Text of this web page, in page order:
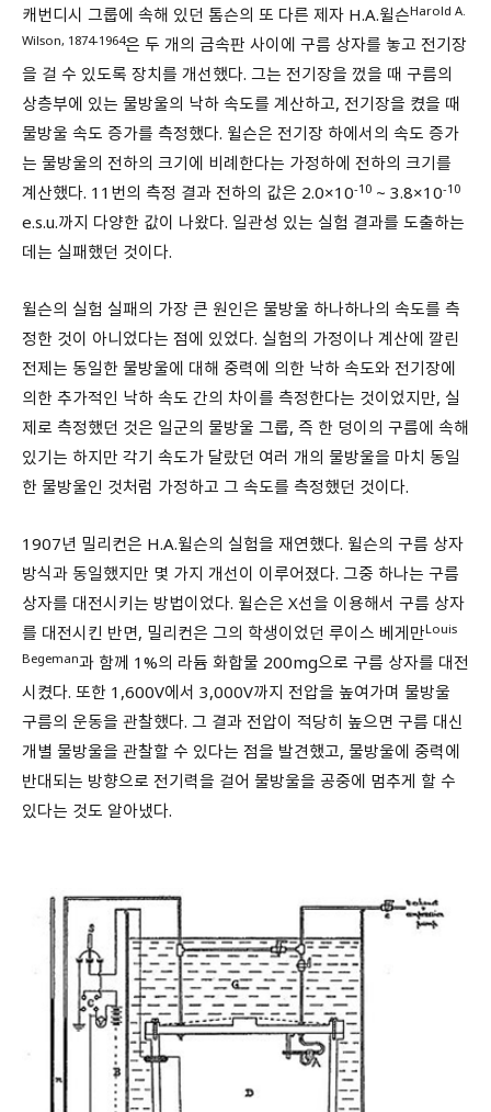
캐번디시 그룹에 속해 있던 톰슨의 또 다른 제자 H.A.윌슨Harold A.
Wilson, 1874-1964은 두 개의 금속판 사이에 구름 상자를 놓고 전기장
을 걸 수 있도록 장치를 개선했다. 그는 전기장을 껐을 때 구름의
상층부에 있는 물방울의 낙하 속도를 계산하고, 전기장을 켰을 때
물방울 속도 증가를 측정했다. 윌슨은 전기장 하에서의 속도 증가
는 물방울의 전하의 크기에 비례한다는 가정하에 전하의 크기를
계산했다. 11번의 측정 결과 전하의 값은 2.0×10-10 ~ 3.8×10-10
e.s.u.까지 다양한 값이 나왔다. 일관성 있는 실험 결과를 도출하는
데는 실패했던 것이다.
윌슨의 실험 실패의 가장 큰 원인은 물방울 하나하나의 속도를 측
정한 것이 아니었다는 점에 있었다. 실험의 가정이나 계산에 깔린
전제는 동일한 물방울에 대해 중력에 의한 낙하 속도와 전기장에
의한 추가적인 낙하 속도 간의 차이를 측정한다는 것이었지만, 실
제로 측정했던 것은 일군의 물방울 그룹, 즉 한 덩이의 구름에 속해
있기는 하지만 각기 속도가 달랐던 여러 개의 물방울을 마치 동일
한 물방울인 것처럼 가정하고 그 속도를 측정했던 것이다.
1907년 밀리컨은 H.A.윌슨의 실험을 재연했다. 윌슨의 구름 상자
방식과 동일했지만 몇 가지 개선이 이루어졌다. 그중 하나는 구름
상자를 대전시키는 방법이었다. 윌슨은 X선을 이용해서 구름 상자
를 대전시킨 반면, 밀리컨은 그의 학생이었던 루이스 베게만Louis
Begeman과 함께 1%의 라듐 화합물 200mg으로 구름 상자를 대전
시켰다. 또한 1,600V에서 3,000V까지 전압을 높여가며 물방울
구름의 운동을 관찰했다. 그 결과 전압이 적당히 높으면 구름 대신
개별 물방울을 관찰할 수 있다는 점을 발견했고, 물방울에 중력에
반대되는 방향으로 전기력을 걸어 물방울을 공중에 멈추게 할 수
있다는 것도 알아냈다.